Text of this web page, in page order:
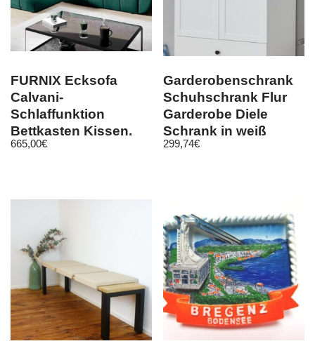
FURNIX Ecksofa
Calvani-
Schlaffunktion
Bettkasten Kissen,
Eckcouch in 7
665,00€
Garderobenschrank
Schuhschrank Flur
Garderobe Diele
Schrank in weiß
Landhaus Baxter
299,74€